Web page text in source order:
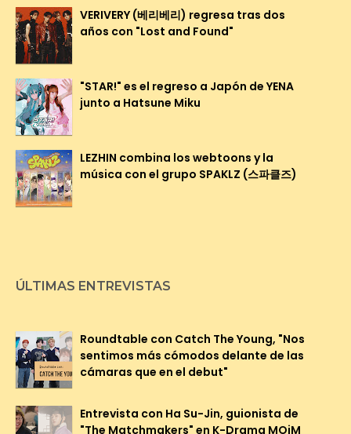
VERIVERY (베리베리) regresa tras dos
años con "Lost and Found"
"STAR!" es el regreso a Japón de YENA
junto a Hatsune Miku
LEZHIN combina los webtoons y la
música con el grupo SPAKLZ (스파클즈)
ÚLTIMAS ENTREVISTAS
Roundtable con Catch The Young, "Nos
sentimos más cómodos delante de las
cámaras que en el debut"
Entrevista con Ha Su-Jin, guionista de
"The Matchmakers" en K-Drama MOiM